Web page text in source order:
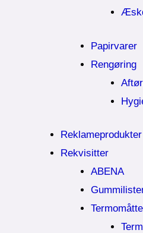
Papirvarer
Rengøring
Reklameprodukter
Rekvisitter
ABENA